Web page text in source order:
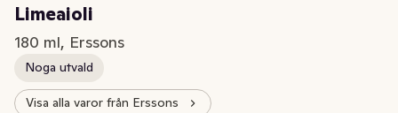
Limeaioli
180 ml, Erssons
Noga utvald
Visa alla varor från Erssons